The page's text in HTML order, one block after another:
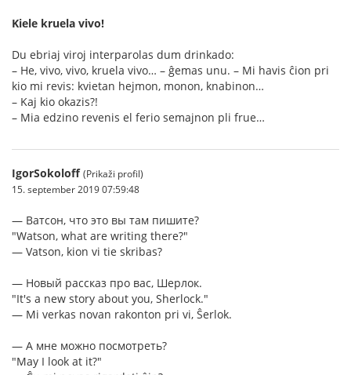
Kiele kruela vivo!
Du ebriaj viroj interparolas dum drinkado:
– He, vivo, vivo, kruela vivo… – ĝemas unu. – Mi havis ĉion pri
kio mi revis: kvietan hejmon, monon, knabinon…
– Kaj kio okazis?!
– Mia edzino revenis el ferio semajnon pli frue…
IgorSokoloff (Prikaži profil)
15. september 2019 07:59:48
— Ватсон, что это вы там пишите?
"Watson, what are writing there?"
— Vatson, kion vi tie skribas?
— Новый рассказ про вас, Шерлок.
"It's a new story about you, Sherlock."
— Mi verkas novan rakonton pri vi, Ŝerlok.
— А мне можно посмотреть?
"May I look at it?"